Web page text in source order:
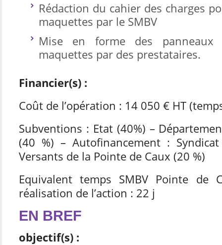
Rédaction du cahier des charges
maquettes par le SMBV
Mise en forme des panneaux
maquettes par des prestataires.
Financier(s) :
Coût de l’opération : 14 050 € HT
Subventions : Etat (40%) –
(40 %) – Autofinancement :
Versants de la Pointe de Caux (20 %)
Equivalent temps SMBV Pointe de
réalisation de l’action : 22 j
EN BREF
objectif(s) :